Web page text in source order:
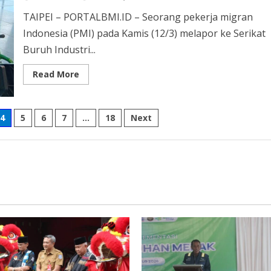
TAIPEI – PORTALBMI.ID – Seorang pekerja migran
Indonesia (PMI) pada Kamis (12/3) melapor ke Serikat
Buruh Industri...
Read MoreRead
more
Alami
Tulang
4 5 6 7 … 18 Next